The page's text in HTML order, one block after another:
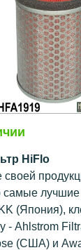
HiFlo
своей
самые
(Япония),
- Ahlstrom
(США) и